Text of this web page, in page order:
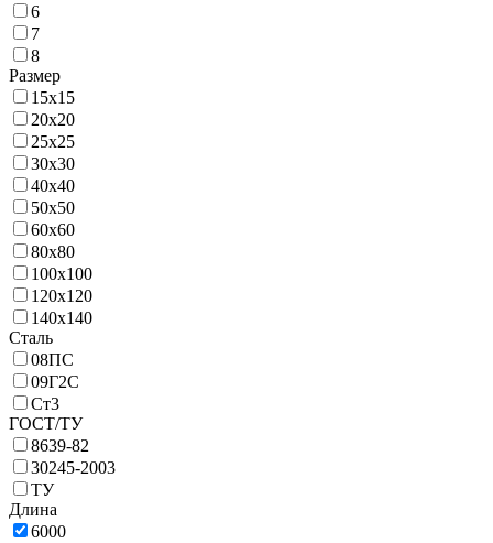
6
7
8
Размер
15х15
20х20
25х25
30х30
40х40
50х50
60х60
80х80
100х100
120х120
140х140
Сталь
08ПС
09Г2С
Ст3
ГОСТ/ТУ
8639-82
30245-2003
ТУ
Длина
6000